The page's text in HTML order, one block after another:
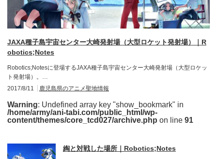
JAXA種子島宇宙センター大崎発射場（大型ロケット発射場）｜R
obotics;Notes
Robotics;Notesに登場するJAXA種子島宇宙センター大崎発射場（大型ロケッ
ト発射場）。…
2017/8/11
鹿児島県のアニメ聖地情報
Warning: Undefined array key "show_bookmark" in
/home/army/ani-tabi.com/public_html/wp-
content/themes/core_tcd027/archive.php on line 91
綯と対戦した場所｜Robotics;Notes